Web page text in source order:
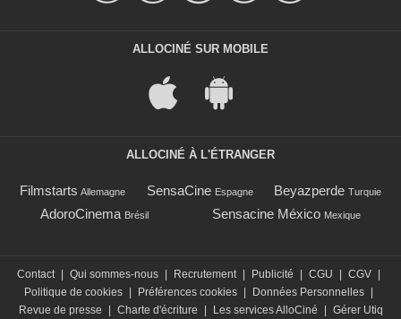
ALLOCINÉ SUR MOBILE
ALLOCINÉ À L'ÉTRANGER
Filmstarts Allemagne SensaCine Espagne Beyazperde Turquie
AdoroCinema Brésil Sensacine México Mexique
Contact Qui sommes-nous Recrutement Publicité CGU CGV
Politique de cookies
Préférences cookies Données Personnelles
Revue de presse
Charte d'écriture Les services AlloCiné Gérer Utiq